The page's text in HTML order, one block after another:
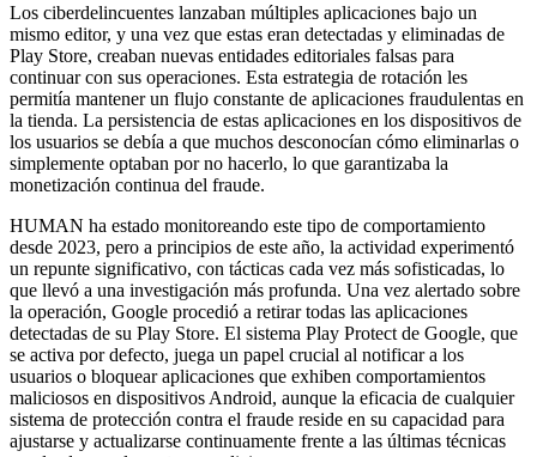
Los ciberdelincuentes lanzaban múltiples aplicaciones bajo un
mismo editor, y una vez que estas eran detectadas y eliminadas de
Play Store, creaban nuevas entidades editoriales falsas para
continuar con sus operaciones. Esta estrategia de rotación les
permitía mantener un flujo constante de aplicaciones fraudulentas en
la tienda. La persistencia de estas aplicaciones en los dispositivos de
los usuarios se debía a que muchos desconocían cómo eliminarlas o
simplemente optaban por no hacerlo, lo que garantizaba la
monetización continua del fraude.
HUMAN ha estado monitoreando este tipo de comportamiento
desde 2023, pero a principios de este año, la actividad experimentó
un repunte significativo, con tácticas cada vez más sofisticadas, lo
que llevó a una investigación más profunda. Una vez alertado sobre
la operación, Google procedió a retirar todas las aplicaciones
detectadas de su Play Store. El sistema Play Protect de Google, que
se activa por defecto, juega un papel crucial al notificar a los
usuarios o bloquear aplicaciones que exhiben comportamientos
maliciosos en dispositivos Android, aunque la eficacia de cualquier
sistema de protección contra el fraude reside en su capacidad para
ajustarse y actualizarse continuamente frente a las últimas técnicas